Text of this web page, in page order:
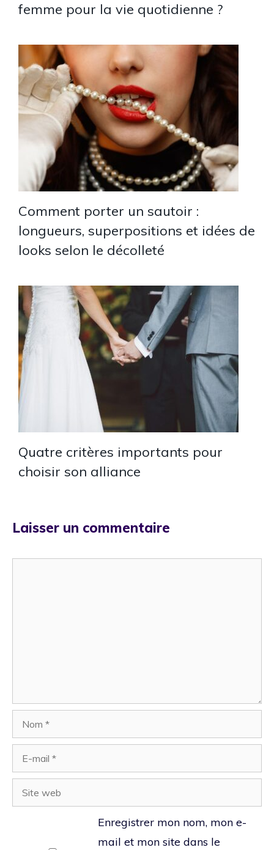
femme pour la vie quotidienne ?
Comment porter un sautoir :
longueurs, superpositions et idées de
looks selon le décolleté
Quatre critères importants pour
choisir son alliance
Laisser un commentaire
Nom
mail
Site
web
Enregistrer mon nom, mon e-
mail et mon site dans le